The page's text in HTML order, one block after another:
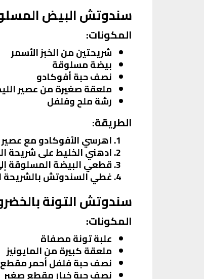
سندوتش البيض
المكونات:
شريحتين من الخبز الأسمر
بيضة مسلوقة
نصف حبة أفوكادو
ملعقة صغيرة من عصير
رشة ملح وفلفل
الطريقة:
اهرسي الأفوكادو مع عصير
ادهني الخليط على شريحة
قطعي البيضة المسلوقة
غطي السندوتش بالشريحة
سندوتش التونة
المكونات:
علبة تونة مصفاة
ملعقة كبيرة من المايونيز
نصف حبة فلفل أحمر
نصف حبة خيار مقطع صغير